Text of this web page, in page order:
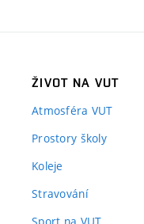
ŽIVOT NA VUT
Atmosféra VUT
Prostory školy
Koleje
Stravování